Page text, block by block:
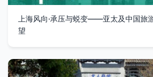
上海风向·承压与蜕变——亚太及中国旅
望